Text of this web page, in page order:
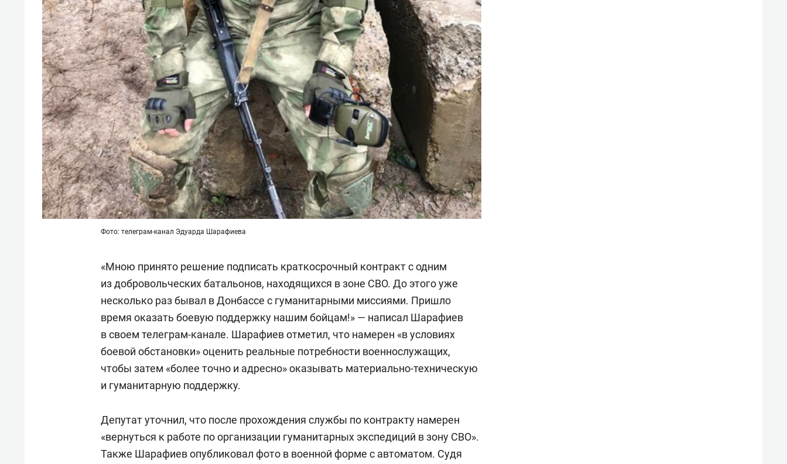
Фото: телеграм-канал Эдуарда Шарафиева
«Мною принято решение подписать краткосрочный контракт с одним
из добровольческих батальонов, находящихся в зоне СВО. До этого уже
несколько раз бывал в Донбассе с гуманитарными миссиями. Пришло
время оказать боевую поддержку нашим бойцам!» — написал Шарафиев
в своем телеграм-канале. Шарафиев отметил, что намерен «в условиях
боевой обстановки» оценить реальные потребности военнослужащих,
чтобы затем «более точно и адресно» оказывать материально-техническую
и гуманитарную поддержку.
Депутат уточнил, что после прохождения службы по контракту намерен
«вернуться к работе по организации гуманитарных экспедиций в зону СВО».
Также Шарафиев опубликовал фото в военной форме с автоматом. Судя